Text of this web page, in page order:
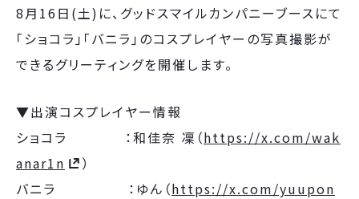
8月16日(土)に、グッドスマイルカンパニーブースにて
「ショコラ」「バニラ」のコスプレイヤーの写真撮影が
できるグリーティングを開催します。
▼出演コスプレイヤー情報
ショコラ ：和佳奈 凜（https://x.com/wak
anar1n
）
バニラ ：ゆん（https://x.com/yuupon